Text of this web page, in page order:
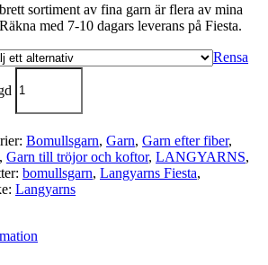
sortiment av fina garn är flera av mina
med 7-10 dagars leverans på Fiesta.
Rensa
Bomullsgarn, Garn, Garn efter fiber,
, Garn till tröjor och koftor, LANGYARNS,
bomullsgarn, Langyarns Fiesta,
Langyarns